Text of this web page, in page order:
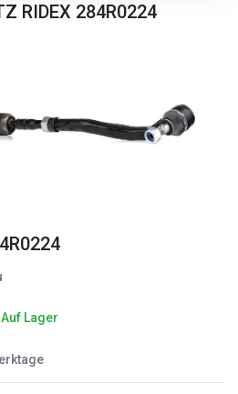
RIDEX 284R0224
Auf Lager